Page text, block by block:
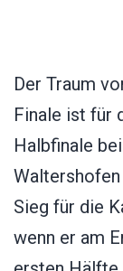
Der Traum
Finale ist für
Halbfinale
Sieg für die
wenn er am